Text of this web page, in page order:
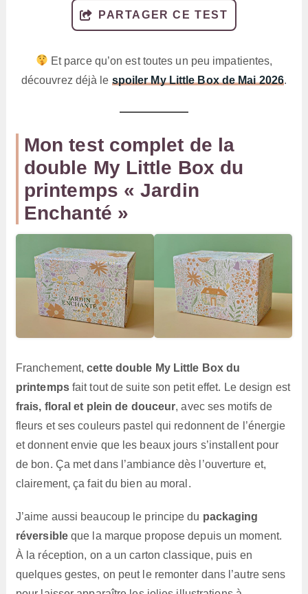
PARTAGER CE TEST
Et parce qu’on est toutes un peu impatientes,
découvrez déjà le spoiler My Little Box de Mai 2026.
Mon test complet de la
double My Little Box du
printemps « Jardin
Enchanté »
Franchement,cette double My Little Box du
printempsfait tout de suite son petit effet. Le design est
frais, floral et plein de douceur, avec ses motifs de
fleurs et ses couleurs pastel qui redonnent de l’énergie
et donnent envie que les beaux jours s’installent pour
de bon. Ça met dans l’ambiance dès l’ouverture et,
clairement, ça fait du bien au moral.
J’aime aussi beaucoup le principe du packaging
réversibleque la marque propose depuis un moment.
À la réception, on a un carton classique, puis en
quelques gestes, on peut le remonter dans l’autre sens